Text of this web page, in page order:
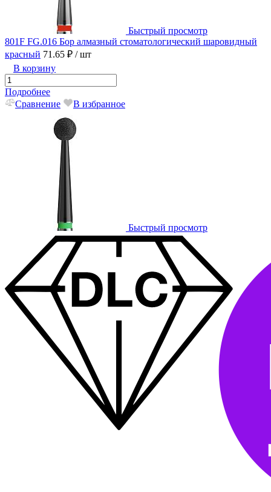
Быстрый просмотр
801F FG.016 Бор алмазный стоматологический шаровидный
красный 71.65 ₽ / шт
В корзину
Подробнее
Сравнение
В избранное
Быстрый просмотр